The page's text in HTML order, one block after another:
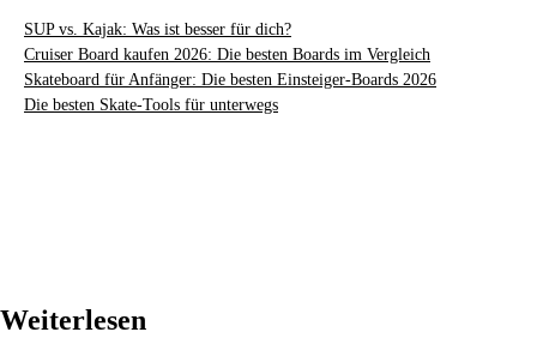
SUP vs. Kajak: Was ist besser für dich?
Cruiser Board kaufen 2026: Die besten Boards im Vergleich
Skateboard für Anfänger: Die besten Einsteiger-Boards 2026
Die besten Skate-Tools für unterwegs
Weiterlesen